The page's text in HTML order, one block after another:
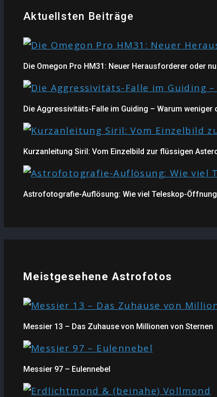
Aktuellsten Beiträge
Die Omegon Pro HM31: Neuer Herausforderer oder
Die Aggressivitäts-Falle im Guiding – Warum weniger
Kurzanleitung Siril: Vom Einzelbild zur flüssigen
Astrofotografie-Auflösung: Wie viel Teleskop-
Meistgesehene Astrofotos
Messier 13 – Das Zuhause von Millionen von Sternen
Messier 97 – Eulennebel